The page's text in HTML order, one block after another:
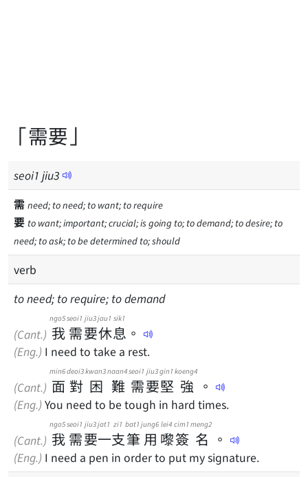
「需要」
seoi1 jiu3
需 need; to need; to want; to require
要 to want; important; crucial; is going to; to demand; to desire; to
need; to ask; to be determined to; should
verb
to need; to require; to demand
(Cant.) 我
ngo5
需
seoi1
要
jiu3
休
jau1
息
sik1
。
(Eng.) I need to take a rest.
(Cant.) 面
min6
對
deoi3
困
kwan3
難
naan4
需
seoi1
要
jiu3
堅
gin1
強
koeng4
。
(Eng.) You need to be tough in hard times.
(Cant.) 我
ngo5
需
seoi1
要
jiu3
一
jat1
支
zi1
筆
bat1
用
jung6
嚟
lei4
簽
cim1
名
meng2
。
(Eng.) I need a pen in order to put my signature.